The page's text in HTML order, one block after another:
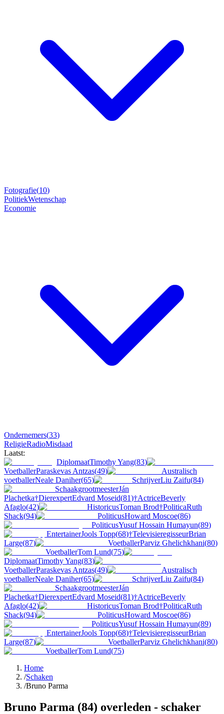
Fotografie(10)
PolitiekWetenschap
Economie
Ondernemers(33)
ReligieRadioMisdaad
Laatst:
DiplomaatTimothy Yang(83)
VoetballerParaskevas Antzas(49)
Australisch
voetballerNeale Daniher(65) SchrijverLiu Zaifu(84)
SchaakgrootmeesterJán
Plachetka†DierexpertEdvard Moseid(81)†ActriceBeverly
Afaglo(42) HistoricusToman Brod†PoliticaRuth
Shack(94) PoliticusHoward Moscoe(86)
PoliticusYusuf Hossain Humayun(89)
EntertainerJools Topp(68)†TelevisieregisseurBrian
Large(87) VoetballerParviz Ghelichkhani(80)
VoetballerTom Lund(75)
DiplomaatTimothy Yang(83)
VoetballerParaskevas Antzas(49)
Australisch
voetballerNeale Daniher(65) SchrijverLiu Zaifu(84)
SchaakgrootmeesterJán
Plachetka†DierexpertEdvard Moseid(81)†ActriceBeverly
Afaglo(42) HistoricusToman Brod†PoliticaRuth
Shack(94) PoliticusHoward Moscoe(86)
PoliticusYusuf Hossain Humayun(89)
EntertainerJools Topp(68)†TelevisieregisseurBrian
Large(87) VoetballerParviz Ghelichkhani(80)
VoetballerTom Lund(75)
Home
/Schaken
/Bruno Parma
Bruno Parma (84) overleden - schaker